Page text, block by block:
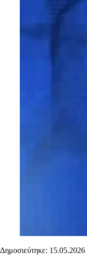
Δημοσιεύτηκε: 15.05.2026